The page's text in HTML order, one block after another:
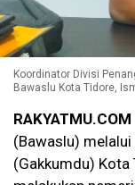
Koordinator Divisi
Bawaslu Kota Tidore,
RAKYATMU.COM
(Bawaslu) melalui
(Gakkumdu) Kota